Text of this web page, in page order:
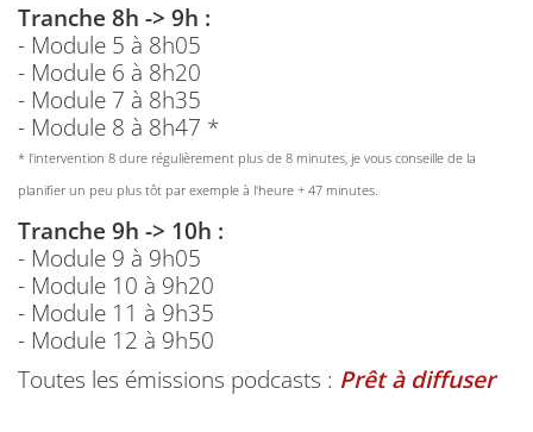
Tranche 8h -> 9h :
- Module 5 à 8h05
- Module 6 à 8h20
- Module 7 à 8h35
- Module 8 à 8h47 *
* l'intervention 8 dure régulièrement plus de 8 minutes, je vous conseille de la
planifier un peu plus tôt par exemple à l'heure + 47 minutes.
Tranche 9h -> 10h :
- Module 9 à 9h05
- Module 10 à 9h20
- Module 11 à 9h35
- Module 12 à 9h50
Toutes les émissions podcasts : Prêt à diffuser